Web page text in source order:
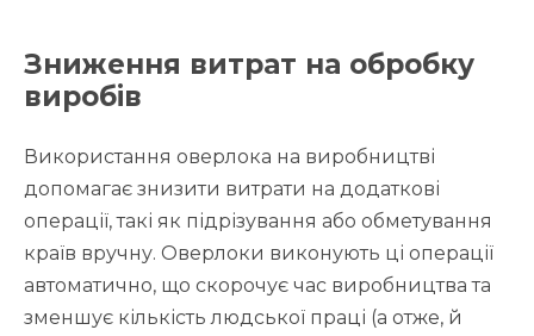
Зниження витрат на обробку
виробів
Використання оверлока на виробництві
допомагає знизити витрати на додаткові
операції, такі як підрізування або обметування
країв вручну. Оверлоки виконують ці операції
автоматично, що скорочує час виробництва та
зменшує кількість людської праці (а отже, й